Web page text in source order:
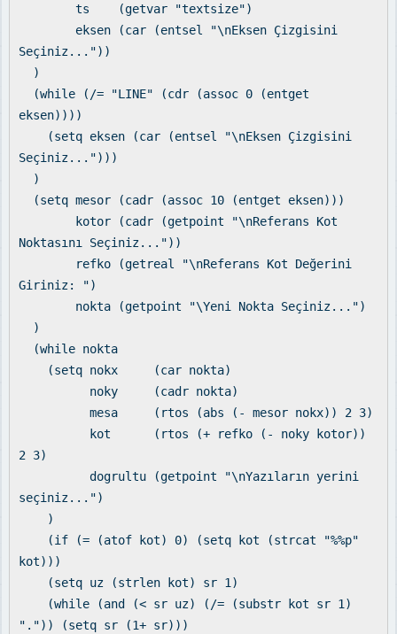
ts (getvar "textsize")
eksen (car (entsel "\nEksen Çizgisini
Seçiniz..."))
)
(while (/= "LINE" (cdr (assoc 0 (entget
eksen))))
(setq eksen (car (entsel "\nEksen Çizgisini
Seçiniz...")))
)
(setq mesor (cadr (assoc 10 (entget eksen)))
kotor (cadr (getpoint "\nReferans Kot
Noktasını Seçiniz..."))
refko (getreal "\nReferans Kot Değerini
Giriniz: ")
nokta (getpoint "\Yeni Nokta Seçiniz...")
)
(while nokta
(setq nokx (car nokta)
noky (cadr nokta)
mesa (rtos (abs (- mesor nokx)) 2 3)
kot (rtos (+ refko (- noky kotor))
2 3)
dogrultu (getpoint "\nYazıların yerini
seçiniz...")
)
(if (= (atof kot) 0) (setq kot (strcat "%%p"
kot)))
(setq uz (strlen kot) sr 1)
(while (and (< sr uz) (/= (substr kot sr 1)
".")) (setq sr (1+ sr)))